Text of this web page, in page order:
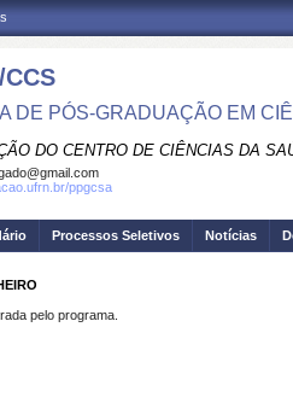
CCS
DE PÓS-GRADUAÇÃO EM
DO CENTRO DE CIÊNCIAS DA
ppgcsa
Processos Seletivos Notícias
pelo programa.